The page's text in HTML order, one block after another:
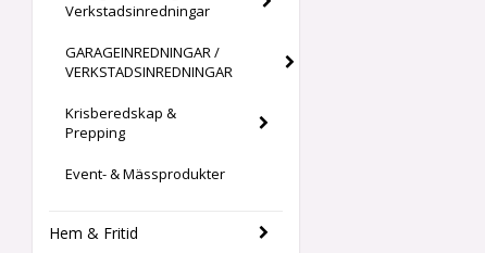
Verkstadsinredningar
GARAGEINREDNINGAR /
VERKSTADSINREDNINGAR
Krisberedskap &
Prepping
Event- & Mässprodukter
Hem & Fritid